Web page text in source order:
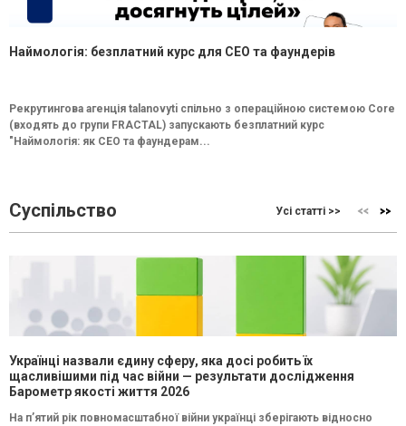
Наймологія: безплатний курс для CEO та фаундерів
Рекрутингова агенція talanovyti спільно з операційною системою Core
(входять до групи FRACTAL) запускають безплатний курс
"Наймологія: як СEO та фаундерам...
Суспільство Усі статті >>
Українці назвали єдину сферу, яка досі робить їх
щасливішими під час війни — результати дослідження
Барометр якості життя 2026
На п’ятий рік повномасштабної війни українці зберігають відносно